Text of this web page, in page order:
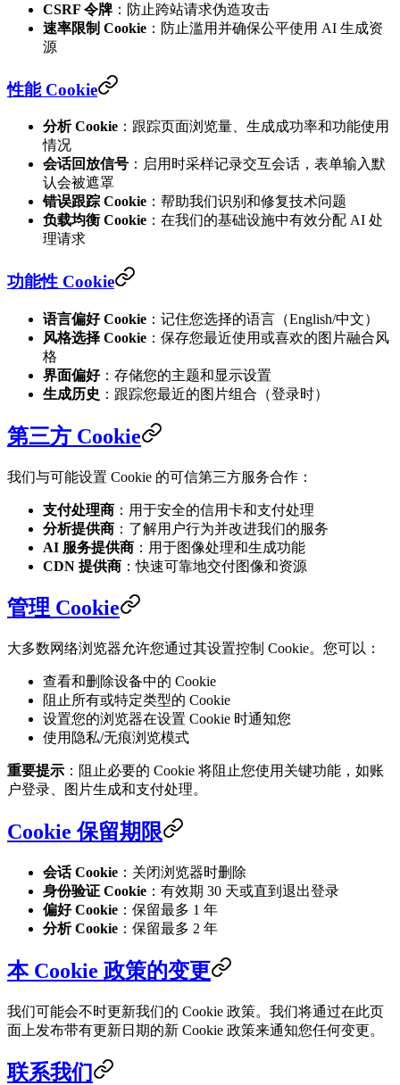
CSRF 令牌 ：防止跨站请求伪造攻击
速率限制 Cookie ：防止滥用并确保公平使用 AI 生成资
源
性能 Cookie
分析 Cookie ：跟踪页面浏览量、生成成功率和功能使用
情况
会话回放信号 ：启用时采样记录交互会话，表单输入默
认会被遮罩
错误跟踪 Cookie ：帮助我们识别和修复技术问题
负载均衡 Cookie ：在我们的基础设施中有效分配 AI 处
理请求
功能性 Cookie
语言偏好 Cookie ：记住您选择的语言（English/中文）
风格选择 Cookie ：保存您最近使用或喜欢的图片融合风
格
界面偏好：存储您的主题和显示设置
生成历史 ：跟踪您最近的图片组合（登录时）
第三方 Cookie
我们与可能设置 Cookie 的可信第三方服务合作：
支付处理商 ：用于安全的信用卡和支付处理
分析提供商 ：了解用户行为并改进我们的服务
AI 服务提供商 ：用于图像处理和生成功能
CDN 提供商 ：快速可靠地交付图像和资源
管理 Cookie
大多数网络浏览器允许您通过其设置控制 Cookie。您可以：
查看和删除设备中的 Cookie
阻止所有或特定类型的 Cookie
设置您的浏览器在设置 Cookie 时通知您
使用隐私/无痕浏览模式
重要提示 ：阻止必要的 Cookie 将阻止您使用关键功能，如账
户登录、图片生成和支付处理。
Cookie 保留期限
会话 Cookie ：关闭浏览器时删除
身份验证 Cookie ：有效期 30 天或直到退出登录
偏好 Cookie ：保留最多 1 年
分析 Cookie ：保留最多 2 年
本 Cookie 政策的变更
我们可能会不时更新我们的 Cookie 政策。我们将通过在此页
面上发布带有更新日期的新 Cookie 政策来通知您任何变更。
联系我们